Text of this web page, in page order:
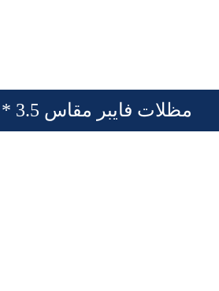
مظلات فايبر مقاس 3.5 * 6 – السعر للمتر